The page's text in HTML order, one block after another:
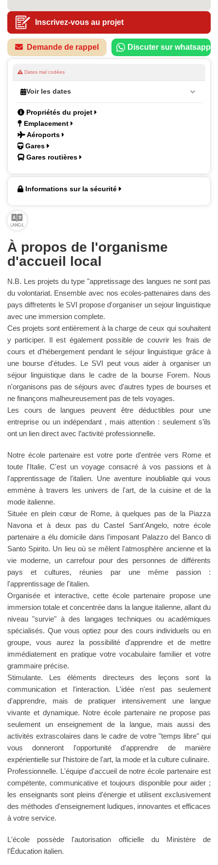
Inscrivez-vous au projet
Demande de rappel Discuter sur whatsapp
Dates mal codées
Voir les dates
Propriétés du projet
Emplacement
Aéroports
Gares
Gares routières
Informations sur la sécurité
À propos de l'organisme
d'accueil local
N.B. Les projets du type "appretissage des langues ne sont pas
du volontariat. Ensemble avec nos ecoles-pattenaires dans des
pays diffretents le SVI propose d'organiser un sejour linguistique
avec une immersion complete.
Ces projets sont entièrement à la charge de ceux qui souhaitent
y participer. Il est également possible de couvrir les frais de
cours et d'hébergement pendant le séjour linguistique grâce à
une bourse d'études. Le SVI peut vous aider à organiser un
séjour linguistique dans le cadre de la bourse Forem. Nous
n'organisons pas de séjours avec d'autres types de bourses et
ne finançons malheureusement pas de tels voyages.
Les cours de langues peuvent être déductibles pour une
entreprise ou un indépendant , mais attention : seulement s’ils
ont un lien direct avec l’activité professionnelle.
Notre école partenaire est votre porte d'entrée vers Rome et
toute l'Italie. C'est un voyage consacré à vos passions et à
l'apprentissage de l'italien. Une aventure inoubliable qui vous
emmène à travers les univers de l'art, de la cuisine et de la
mode italienne.
Située en plein cœur de Rome, à quelques pas de la Piazza
Navona et à deux pas du Castel Sant'Angelo, notre école
partenaire a élu domicile dans l'imposant Palazzo del Banco di
Santo Spirito. Un lieu où se mêlent l'atmosphère ancienne et la
vie moderne, un carrefour pour des personnes de différents
pays et cultures, réunies par une même passion :
l'apprentissage de l'italien.
Organisée et interactive, cette école partenaire propose une
immersion totale et concentrée dans la langue italienne, allant du
niveau "survie" à des langages techniques ou académiques
spécialisés. Que vous optiez pour des cours individuels ou en
groupe, vous aurez la possibilité d'apprendre et de mettre
immédiatement en pratique votre vocabulaire familier et votre
grammaire précise.
Stimulante. Les éléments directeurs des leçons sont la
communication et l'interaction. L'idée n'est pas seulement
d'apprendre, mais de pratiquer intensivement une langue
vivante et dynamique. Notre école partenaire ne propose pas
seulement un enseignement de la langue, mais aussi des
activités extrascolaires dans le cadre de votre "temps libre" qui
vous donneront l'opportunité d'apprendre de manière
expérientielle sur l'histoire de l'art, la mode et la culture culinaire.
Professionnelle. L'équipe d'accueil de notre école partenaire est
compétente, communicative et toujours disponible pour aider ;
les enseignants sont pleins d'énergie et utilisent exclusivement
des méthodes d'enseignement ludiques, innovantes et efficaces
à votre service.
L'école possède l'autorisation officielle du Ministère de
l'Éducation italien.